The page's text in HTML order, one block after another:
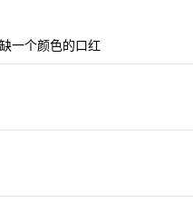
一个颜色的口红